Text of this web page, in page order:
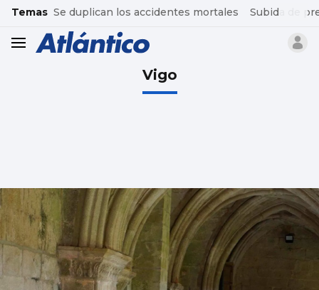
common.go-to-content
Temas Se duplican los accidentes mortales Subida de
header.menu.open
Vigo